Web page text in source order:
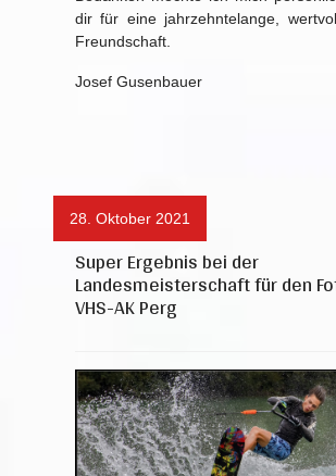
dir für eine jahrzehntelange,
Freundschaft.
Josef Gusenbauer
Super Ergebnis bei der
Landesmeisterschaft für den
VHS-AK Perg
28. Oktober 2021